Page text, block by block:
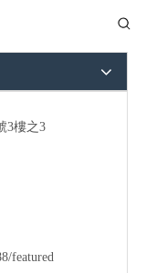
3樓之3
featured